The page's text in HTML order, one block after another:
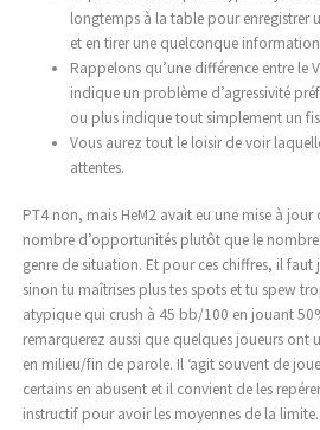
longtemps à la table pour enregistrer
et en tirer une quelconque
Rappelons qu’une différence entre le
indique un problème d’agressivité
ou plus indique tout simplement un
Vous aurez tout le loisir de voir
attentes.
PT4 non, mais HeM2 avait eu une mise à
nombre d’opportunités plutôt que le
genre de situation. Et pour ces chiffres, il
sinon tu maîtrises plus tes spots et tu spew
atypique qui crush à 45 bb/100 en jouant
remarquerez aussi que quelques joueurs ont
en milieu/fin de parole. Il ‘agit souvent de
certains en abusent et il convient de les
instructif pour avoir les moyennes de la limite.